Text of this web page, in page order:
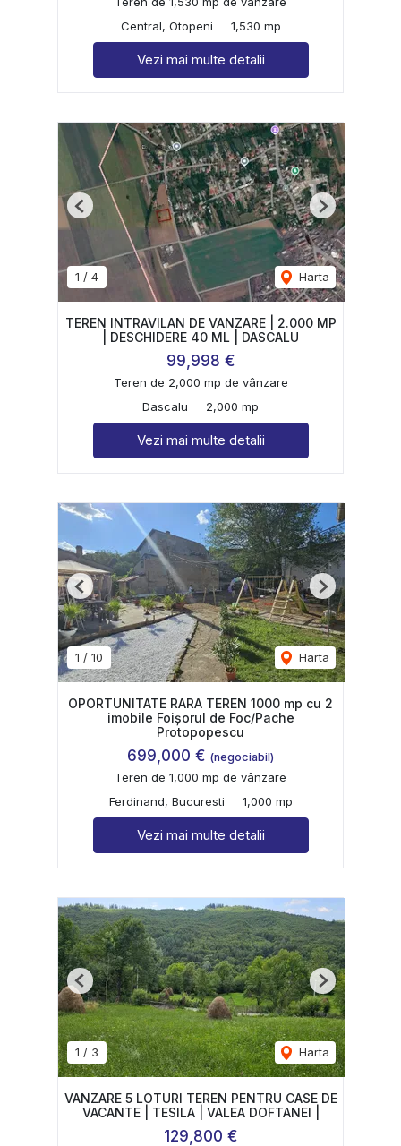
Central, Otopeni
1,530 mp
Vezi mai multe detalii
1 / 4 Harta
Previous Next
TEREN INTRAVILAN DE VANZARE | 2.000 MP
| DESCHIDERE 40 ML | DASCALU
99,998 €
Teren de 2,000 mp de vânzare
Dascalu
2,000 mp
Vezi mai multe detalii
1 / 10 Harta
Previous Next
OPORTUNITATE RARA TEREN 1000 mp cu 2
imobile Foișorul de Foc/Pache
Protopopescu
699,000 € (negociabil)
Teren de 1,000 mp de vânzare
Ferdinand, Bucuresti
1,000 mp
Vezi mai multe detalii
1 / 3 Harta
Previous Next
VANZARE 5 LOTURI TEREN PENTRU CASE DE
VACANTE | TESILA | VALEA DOFTANEI |
129,800 €